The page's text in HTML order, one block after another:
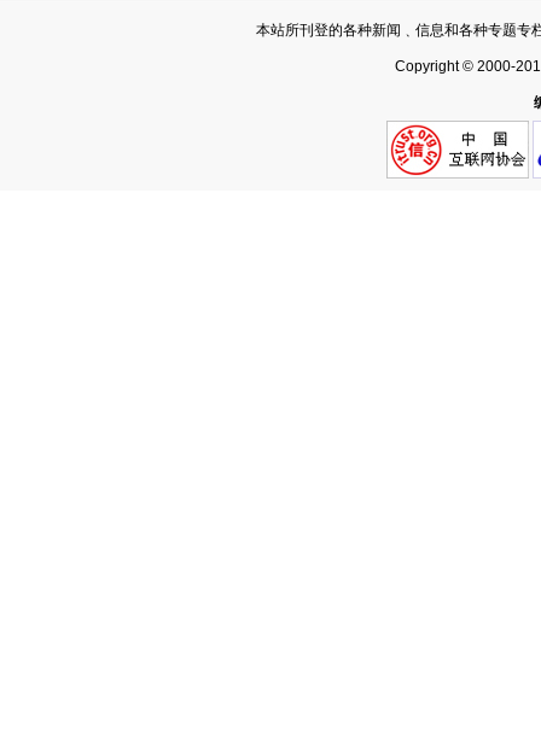
本站所刊登的各种新闻﹑信息和各种专题专
Copyright © 2000-